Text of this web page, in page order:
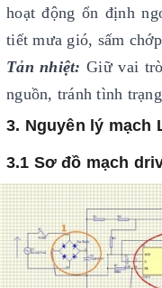
hoạt động ổn định
tiết mưa gió, sấm
Tản nhiệt: Giữ vai
nguồn, tránh tình
3. Nguyên lý mạch
3.1 Sơ đồ mạch